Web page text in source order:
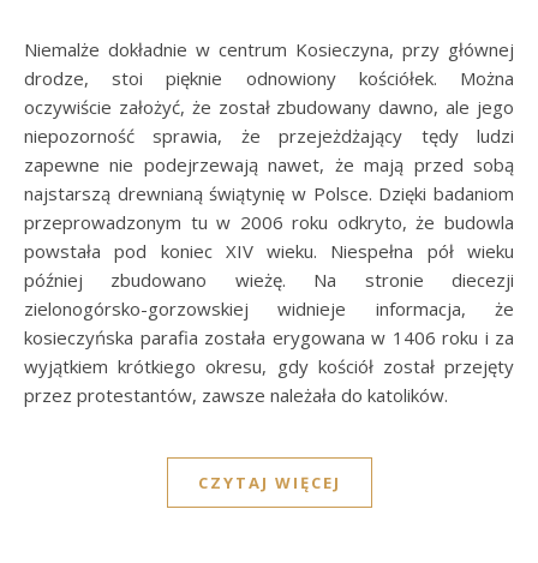
Niemalże dokładnie w centrum Kosieczyna, przy głównej
drodze, stoi pięknie odnowiony kościółek. Można
oczywiście założyć, że został zbudowany dawno, ale jego
niepozorność sprawia, że przejeżdżający tędy ludzi
zapewne nie podejrzewają nawet, że mają przed sobą
najstarszą drewnianą świątynię w Polsce. Dzięki badaniom
przeprowadzonym tu w 2006 roku odkryto, że budowla
powstała pod koniec XIV wieku. Niespełna pół wieku
później zbudowano wieżę. Na stronie diecezji
zielonogórsko-gorzowskiej widnieje informacja, że
kosieczyńska parafia została erygowana w 1406 roku i za
wyjątkiem krótkiego okresu, gdy kościół został przejęty
przez protestantów, zawsze należała do katolików.
CZYTAJ WIĘCEJ